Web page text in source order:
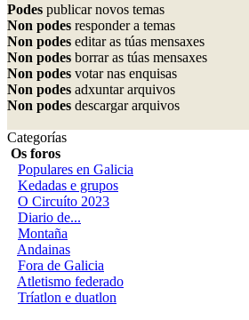
Podes publicar novos temas
Non podes responder a temas
Non podes editar as túas mensaxes
Non podes borrar as túas mensaxes
Non podes votar nas enquisas
Non podes adxuntar arquivos
Non podes descargar arquivos
Categorías
Os foros
Populares en Galicia
Kedadas e grupos
O Circuíto 2023
Diario de...
Montaña
Andainas
Fora de Galicia
Atletismo federado
Tríatlon e duatlon